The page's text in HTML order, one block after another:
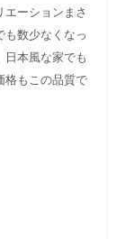
ーションまさ
も数少なくなっ
日本風な家でも
格もこの品質で